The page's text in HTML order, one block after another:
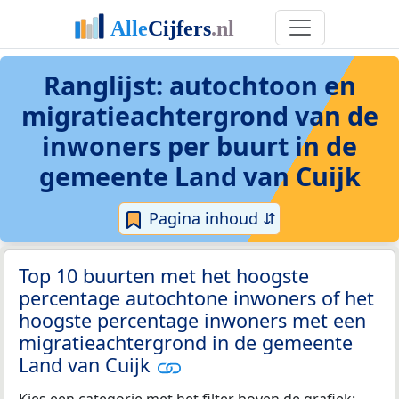
Ranglijst: autochtoon en
migratieachtergrond van de
inwoners per buurt in de
gemeente Land van Cuijk
Pagina inhoud ⇵
Top 10 buurten met het hoogste
percentage autochtone inwoners of het
hoogste percentage inwoners met een
migratieachtergrond in de gemeente
Land van Cuijk